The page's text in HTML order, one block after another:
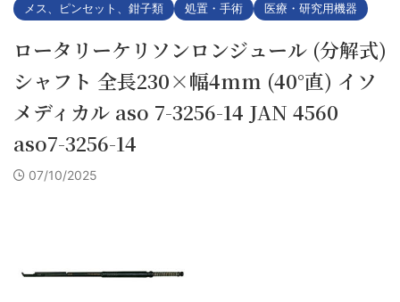
メス、ピンセット、鉗子類 処置・手術 医療・研究用機器
ロータリーケリソンロンジュール (分解式)
シャフト 全長230×幅4mm (40°直) イソ
メディカル aso 7-3256-14 JAN 4560
aso7-3256-14
07/10/2025